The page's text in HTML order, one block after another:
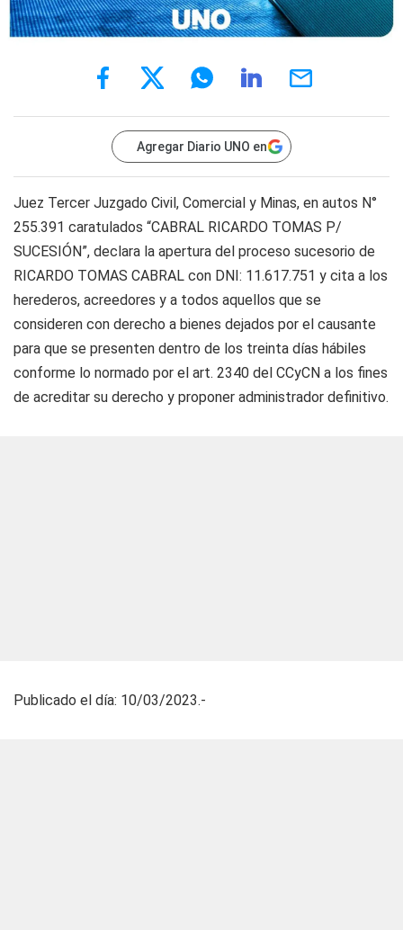
Agregar Diario UNO en
Juez Tercer Juzgado Civil, Comercial y Minas, en autos N°
255.391 caratulados “CABRAL RICARDO TOMAS P/
SUCESIÓN”, declara la apertura del proceso sucesorio de
RICARDO TOMAS CABRAL con DNI: 11.617.751 y cita a los
herederos, acreedores y a todos aquellos que se
consideren con derecho a bienes dejados por el causante
para que se presenten dentro de los treinta días hábiles
conforme lo normado por el art. 2340 del CCyCN a los fines
de acreditar su derecho y proponer administrador definitivo.
Publicado el día: 10/03/2023.-